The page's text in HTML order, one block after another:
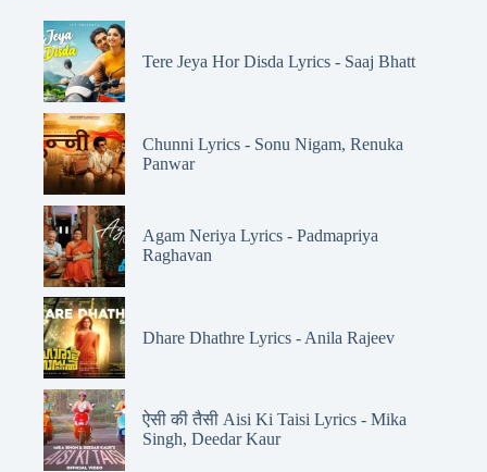
Tere Jeya Hor Disda Lyrics - Saaj Bhatt
Chunni Lyrics - Sonu Nigam, Renuka
Panwar
Agam Neriya Lyrics - Padmapriya
Raghavan
Dhare Dhathre Lyrics - Anila Rajeev
ऐसी की तैसी Aisi Ki Taisi Lyrics - Mika
Singh, Deedar Kaur